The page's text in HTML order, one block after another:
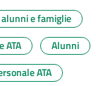
e famiglie
ATA
Alunni
ATA